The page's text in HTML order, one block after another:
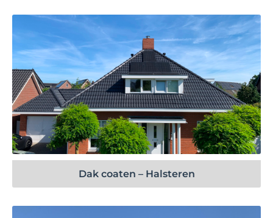
Bekijk project
Dak coaten – Halsteren